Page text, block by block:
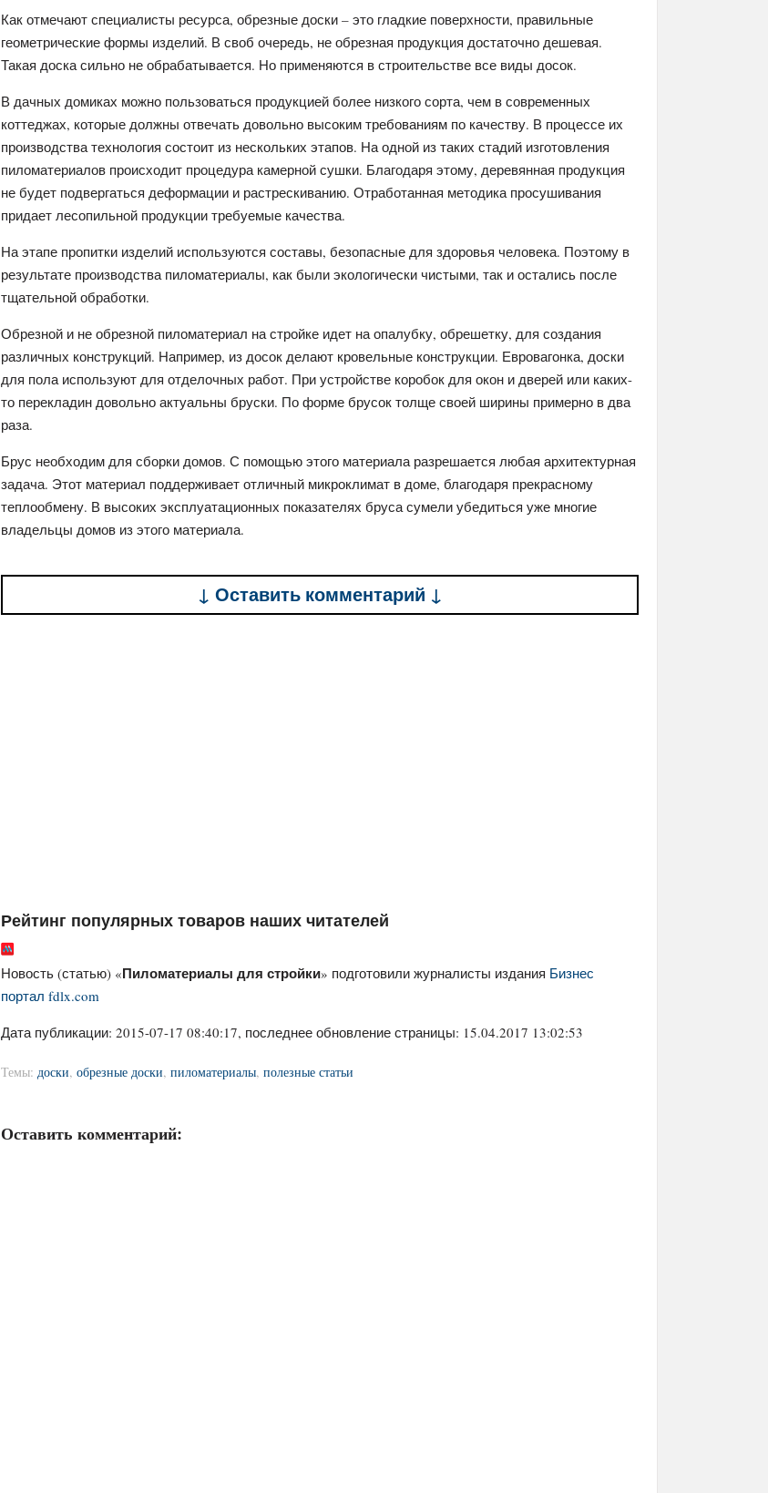
Как отмечают специалисты ресурса, обрезные доски – это гладкие поверхности, правильные
геометрические формы изделий. В своб очередь, не обрезная продукция достаточно дешевая.
Такая доска сильно не обрабатывается. Но применяются в строительстве все виды досок.
В дачных домиках можно пользоваться продукцией более низкого сорта, чем в современных
коттеджах, которые должны отвечать довольно высоким требованиям по качеству. В процессе их
производства технология состоит из нескольких этапов. На одной из таких стадий изготовления
пиломатериалов происходит процедура камерной сушки. Благодаря этому, деревянная продукция
не будет подвергаться деформации и растрескиванию. Отработанная методика просушивания
придает лесопильной продукции требуемые качества.
На этапе пропитки изделий используются составы, безопасные для здоровья человека. Поэтому в
результате производства пиломатериалы, как были экологически чистыми, так и остались после
тщательной обработки.
Обрезной и не обрезной пиломатериал на стройке идет на опалубку, обрешетку, для создания
различных конструкций. Например, из досок делают кровельные конструкции. Евровагонка, доски
для пола используют для отделочных работ. При устройстве коробок для окон и дверей или каких-
то перекладин довольно актуальны бруски. По форме брусок толще своей ширины примерно в два
раза.
Брус необходим для сборки домов. С помощью этого материала разрешается любая архитектурная
задача. Этот материал поддерживает отличный микроклимат в доме, благодаря прекрасному
теплообмену. В высоких эксплуатационных показателях бруса сумели убедиться уже многие
владельцы домов из этого материала.
↓ Оставить комментарий ↓
Рейтинг популярных товаров наших читателей
Новость (статью) «Пиломатериалы для стройки» подготовили журналисты издания Бизнес
портал fdlx.com
Дата публикации: 2015-07-17 08:40:17, последнее обновление страницы: 15.04.2017 13:02:53
Темы: доски, обрезные доски, пиломатериалы, полезные статьи
Оставить комментарий: